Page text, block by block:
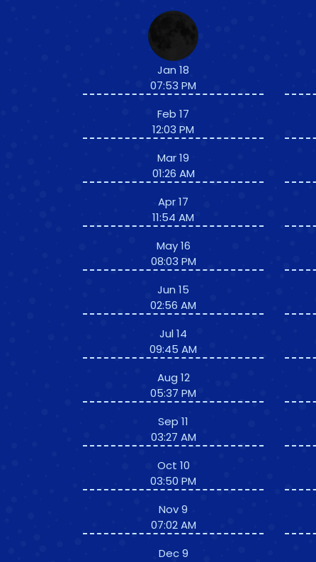
Jan 18
07:53 PM
Feb 17
12:03 PM
Mar 19
01:26 AM
Apr 17
11:54 AM
May 16
08:03 PM
Jun 15
02:56 AM
Jul 14
09:45 AM
Aug 12
05:37 PM
Sep 11
03:27 AM
Oct 10
03:50 PM
Nov 9
07:02 AM
Dec 9